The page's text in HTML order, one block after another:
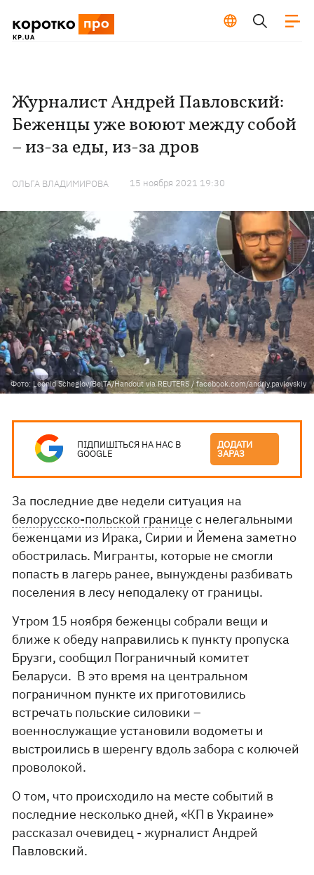
Журналист Андрей Павловский:
Беженцы уже воюют между собой
– из-за еды, из-за дров
ОЛЬГА ВЛАДИМИРОВА 15 ноября 2021 19:30
Фото: Leonid Scheglov/BelTA/Handout via REUTERS / facebook.com/andriy.pavlovskiy
ПІДПИШІТЬСЯ НА НАС В
GOOGLE
ДОДАТИ
ЗАРАЗ
За последние две недели ситуация на
белорусско-польской границе с нелегальными
беженцами из Ирака, Сирии и Йемена заметно
обострилась. Мигранты, которые не смогли
попасть в лагерь ранее, вынуждены разбивать
поселения в лесу неподалеку от границы.
Утром 15 ноября беженцы собрали вещи и
ближе к обеду направились к пункту пропуска
Брузги, сообщил Пограничный комитет
Беларуси. В это время на центральном
пограничном пункте их приготовились
встречать польские силовики –
военнослужащие установили водометы и
выстроились в шеренгу вдоль забора с колючей
проволокой.
О том, что происходило на месте событий в
последние несколько дней, «КП в Украине»
рассказал очевидец - журналист Андрей
Павловский.